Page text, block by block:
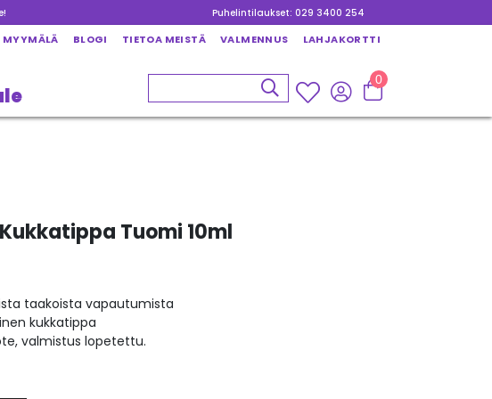
Puhelintilaukset: 029 3400 254
MYYMÄLÄ BLOGI TIETOA MEISTÄ VALMENNUS LAHJAKORTTI
0
Tuomi 10ml
taakoista vapautumista
kukkatippa
valmistus lopetettu.